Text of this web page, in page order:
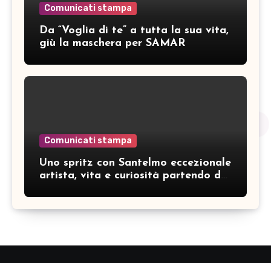
Comunicati stampa
Da “Voglia di te” a tutta la sua vita,
giù la maschera per SAMAR
Comunicati stampa
Uno spritz con Santelmo eccezionale
artista, vita e curiosità partendo da